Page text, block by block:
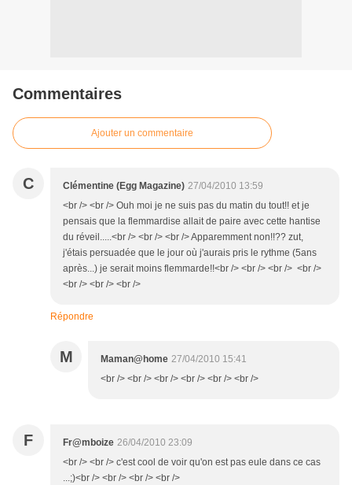
Commentaires
Ajouter un commentaire
C Clémentine (Egg Magazine) 27/04/2010 13:59
<br /> <br /> Ouh moi je ne suis pas du matin du tout!! et je
pensais que la flemmardise allait de paire avec cette hantise
du réveil.....<br /> <br /> <br /> Apparemment non!!?? zut,
j'étais persuadée que le jour où j'aurais pris le rythme (5ans
après...) je serait moins flemmarde!!<br /> <br /> <br /> <br />
<br /> <br /> <br />
Répondre
M Maman@home 27/04/2010 15:41
<br /> <br /> <br /> <br /> <br /> <br />
F Fr@mboize 26/04/2010 23:09
<br /> <br /> c'est cool de voir qu'on est pas eule dans ce cas
...;)<br /> <br /> <br /> <br />